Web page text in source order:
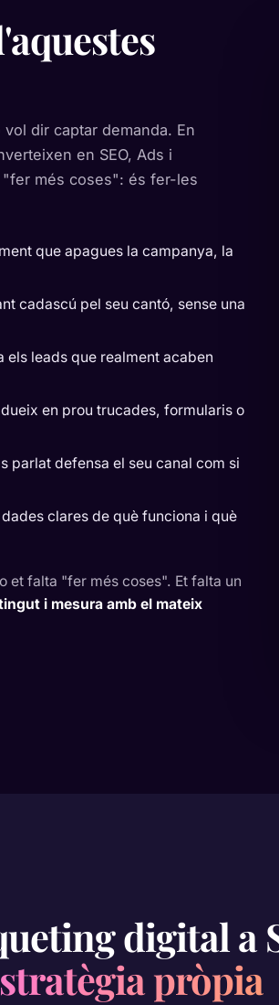
dir captar demanda. En
en SEO, Ads i
més coses": és fer-les
que apagues la campanya, la
cadascú pel seu cantó, sense una
els leads que realment acaben
en prou trucades, formularis o
parlat defensa el seu canal com si
clares de què funciona i què
et falta "fer més coses". Et falta un
i mesura amb el mateix
digital a
pròpia